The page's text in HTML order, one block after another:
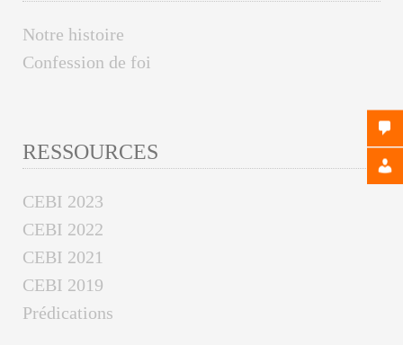
Notre histoire
Confession de foi
RESSOURCES
CEBI 2023
CEBI 2022
CEBI 2021
CEBI 2019
Prédications